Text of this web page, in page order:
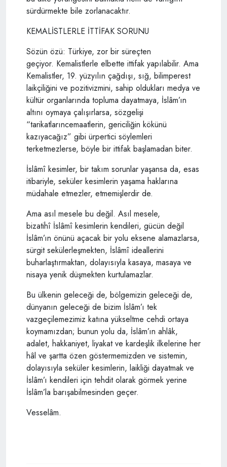
sürdürmekte bile zorlanacaktır.
KEMALİSTLERLE İTTİFAK SORUNU
Sözün özü: Türkiye, zor bir süreçten
geçiyor. Kemalistlerle elbette ittifak yapılabilir. Ama
Kemalistler, 19. yüzyılın çağdışı, sığ, bilimperest
laikçiliğini ve pozitivizmini, sahip oldukları medya ve
kültür organlarında topluma dayatmaya, İslâm’ın
altını oymaya çalışırlarsa, sözgelişi
“tarikatlarıncemaatlerin, gericiliğin kökünü
kazıyacağız” gibi ürpertici söylemleri
terketmezlerse, böyle bir ittifak başlamadan biter.
İslâmî kesimler, bir takım sorunlar yaşansa da, esas
itibariyle, seküler kesimlerin yaşama haklarına
müdahale etmezler, etmemişlerdir de.
Ama asıl mesele bu değil. Asıl mesele,
bizatihî İslâmî kesimlerin kendileri, gücün değil
İslâm’ın önünü açacak bir yolu eksene alamazlarsa,
sürgit sekülerleşmekten, İslâmî ideallerini
buharlaştırmaktan, dolayısıyla kasaya, masaya ve
nisaya yenik düşmekten kurtulamazlar.
Bu ülkenin geleceği de, bölgemizin geleceği de,
dünyanın geleceği de bizim İslâm’ı tek
vazgeçilemezimiz katına yükseltme cehdi ortaya
koymamızdan; bunun yolu da, İslâm’ın ahlâk,
adalet, hakkaniyet, liyakat ve kardeşlik ilkelerine her
hâl ve şartta özen göstermemizden ve sistemin,
dolayısıyla seküler kesimlerin, laikliği dayatmak ve
İslâm’ı kendileri için tehdit olarak görmek yerine
İslâm’la barışabilmesinden geçer.
Vesselâm.